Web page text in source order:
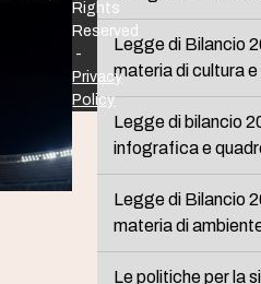
Legge di Bilancio
materia di cultura
Legge di bilancio
infografica e
Legge di Bilancio
materia di
Le politiche per la
Rights
Reserved
-
Privacy
Policy